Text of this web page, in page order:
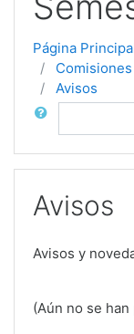
Página
Avisos
Buscar
Avisos
Avisos y
(Aún no se